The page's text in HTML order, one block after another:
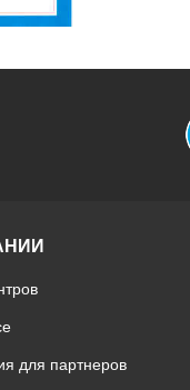
для партнеров